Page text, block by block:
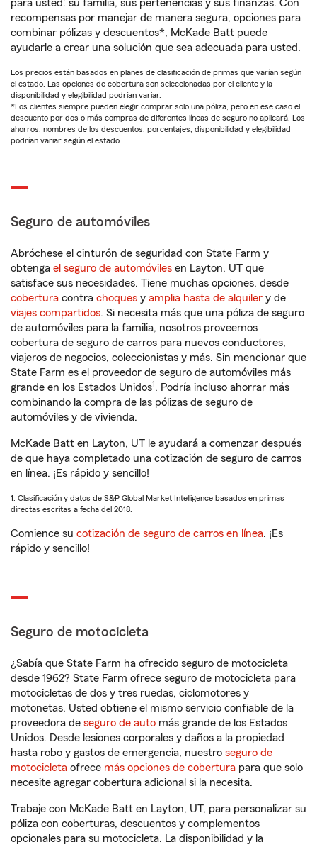
para usted: su familia, sus pertenencias y sus finanzas. Con
recompensas por manejar de manera segura, opciones para
combinar pólizas y descuentos*, McKade Batt puede
ayudarle a crear una solución que sea adecuada para usted.
Los precios están basados en planes de clasificación de primas que varían según
el estado. Las opciones de cobertura son seleccionadas por el cliente y la
disponibilidad y elegibilidad podrían variar.
*Los clientes siempre pueden elegir comprar solo una póliza, pero en ese caso el
descuento por dos o más compras de diferentes líneas de seguro no aplicará. Los
ahorros, nombres de los descuentos, porcentajes, disponibilidad y elegibilidad
podrían variar según el estado.
Seguro de automóviles
Abróchese el cinturón de seguridad con State Farm y
obtenga el seguro de automóviles en Layton, UT que
satisface sus necesidades. Tiene muchas opciones, desde
cobertura contra choques y amplia hasta de alquiler y de
viajes compartidos. Si necesita más que una póliza de seguro
de automóviles para la familia, nosotros proveemos
cobertura de seguro de carros para nuevos conductores,
viajeros de negocios, coleccionistas y más. Sin mencionar que
State Farm es el proveedor de seguro de automóviles más
grande en los Estados Unidos1. Podría incluso ahorrar más
combinando la compra de las pólizas de seguro de
automóviles y de vivienda.
McKade Batt en Layton, UT le ayudará a comenzar después
de que haya completado una cotización de seguro de carros
en línea. ¡Es rápido y sencillo!
1. Clasificación y datos de S&P Global Market Intelligence basados en primas
directas escritas a fecha del 2018.
Comience su cotización de seguro de carros en línea. ¡Es
rápido y sencillo!
Seguro de motocicleta
¿Sabía que State Farm ha ofrecido seguro de motocicleta
desde 1962? State Farm ofrece seguro de motocicleta para
motocicletas de dos y tres ruedas, ciclomotores y
motonetas. Usted obtiene el mismo servicio confiable de la
proveedora de seguro de auto más grande de los Estados
Unidos. Desde lesiones corporales y daños a la propiedad
hasta robo y gastos de emergencia, nuestro seguro de
motocicleta ofrece más opciones de cobertura para que solo
necesite agregar cobertura adicional si la necesita.
Trabaje con McKade Batt en Layton, UT, para personalizar su
póliza con coberturas, descuentos y complementos
opcionales para su motocicleta. La disponibilidad y la